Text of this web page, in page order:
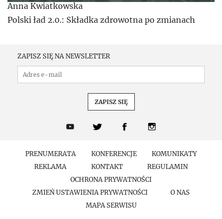
Anna Kwiatkowska
Polski ład 2.0.: Składka zdrowotna po zmianach
PRENUMERATA KONFERENCJE
KOMUNIKATY
REKLAMA
KONTAKT
REGULAMIN
OCHRONA PRYWATNOŚCI
ZMIEŃ USTAWIENIA PRYWATNOŚCI
O NAS
MAPA SERWISU
ZAPISZ SIĘ NA NEWSLETTER